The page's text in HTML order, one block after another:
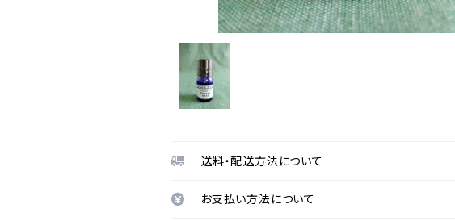
送料・配送方法について
お支払い方法について